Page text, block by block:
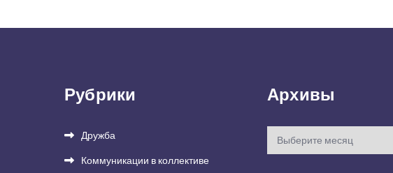
Рубрики
Дружба
Коммуникации в коллективе
Архивы
Архивы